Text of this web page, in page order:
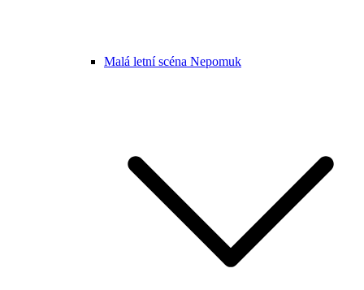
Malá letní scéna Nepomuk